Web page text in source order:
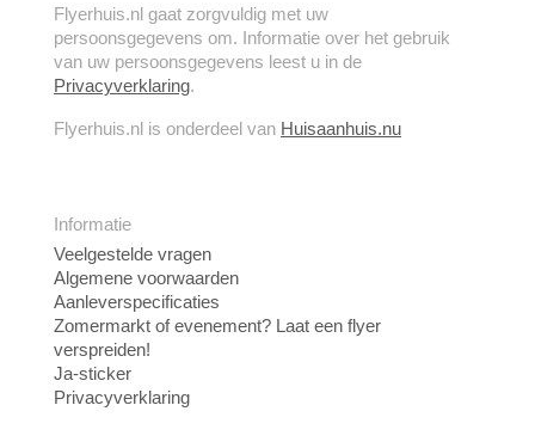
Flyerhuis.nl gaat zorgvuldig met uw
persoonsgegevens om. Informatie over het gebruik
van uw persoonsgegevens leest u in de
Privacyverklaring.
Flyerhuis.nl is onderdeel van Huisaanhuis.nu
Informatie
Veelgestelde vragen
Algemene voorwaarden
Aanleverspecificaties
Zomermarkt of evenement? Laat een flyer
verspreiden!
Ja-sticker
Privacyverklaring